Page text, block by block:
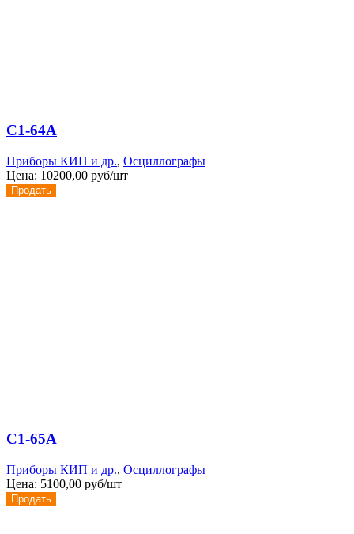
С1-64А
Приборы КИП и др., Осциллографы
Цена: 10200,00 руб/шт
Продать
С1-65А
Приборы КИП и др., Осциллографы
Цена: 5100,00 руб/шт
Продать